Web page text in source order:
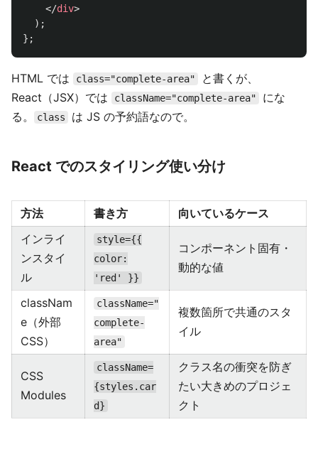
</div>
);
};
HTML では class="complete-area"
と書くが、
React（JSX）では
className="complete-area"
にな
る。
class は JS の予約語なので。
React でのスタイリング使い分け
方法 書き方
向いているケース
インライ
ンスタイ
ル
style={{
color:
'red' }}
コンポーネント固有・
動的な値
classNam
e（外部
CSS）
className="
complete-
area"
複数箇所で共通のスタ
イル
CSS
Modules
className=
{styles.car
d}
クラス名の衝突を防ぎ
たい大きめのプロジェ
クト